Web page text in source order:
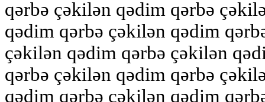
qərbə çəkilən qədim qərbə
qədim qərbə çəkilən qədim
çəkilən qədim qərbə çəkilən
qərbə çəkilən qədim qərbə
qədim qərbə çəkilən qədim